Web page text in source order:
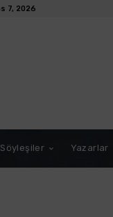
7, 2026
Söyleşiler Yazarlar